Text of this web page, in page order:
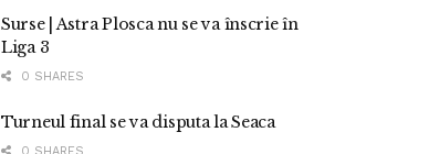
Surse | Astra Plosca nu se va înscrie în
Liga 3
0 SHARES
Turneul final se va disputa la Seaca
0 SHARES